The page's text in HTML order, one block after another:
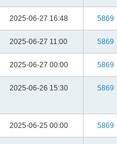
2025-06-27 16:48 5869
2025-06-27 11:00 5869
2025-06-27 00:00 5869
2025-06-26 15:30 5869
2025-06-25 00:00 5869